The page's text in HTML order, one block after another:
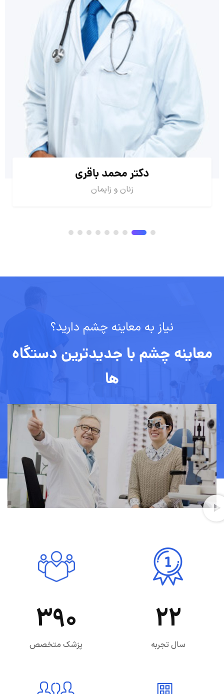
دکتر محمد باقری
زنان و زایمان
نیاز به معاینه چشم دارید؟
معاینه چشم با جدیدترین دستگاه
ها
22
سال تجربه
390
پزشک متخصص